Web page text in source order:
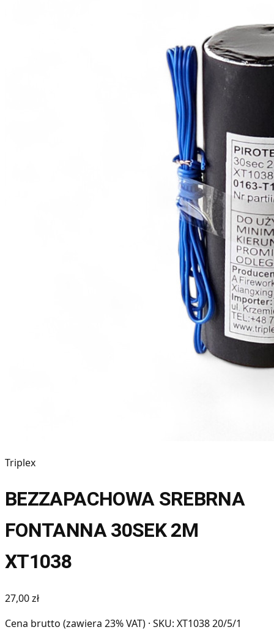
Triplex
BEZZAPACHOWA SREBRNA
FONTANNA 30SEK 2M
XT1038
27,00 zł
Cena brutto (zawiera 23% VAT) · SKU: XT1038 20/5/1